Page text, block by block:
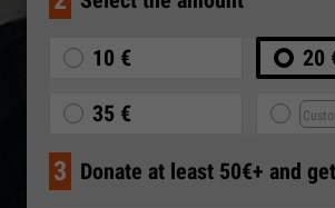
10 € 20
35 €
3 Donate at least 50€+ and